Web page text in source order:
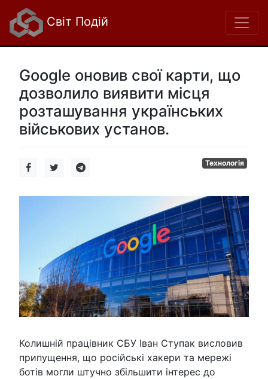
Світ Подій
Google оновив свої карти, що
дозволило виявити місця
розташування українських
військових установ.
Технологія
Колишній працівник СБУ Іван Ступак висловив
припущення, що російські хакери та мережі
ботів могли штучно збільшити інтерес до